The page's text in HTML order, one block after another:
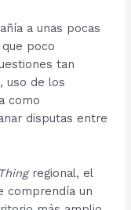
a unas pocas
poco
tan
uso de los
como
disputas entre
Thingregional, el
comprendía un